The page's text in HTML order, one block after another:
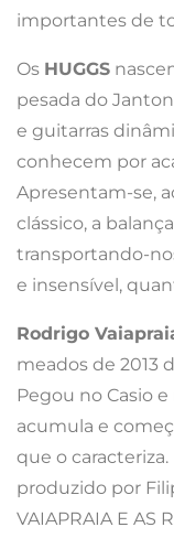
importantes de
Os HUGGS
pesada do
e guitarras
conhecem por
Apresentam-se,
clássico, a
transportando-
e insensível,
Rodrigo
meados de 2013
Pegou no Casio
acumula e
que o
produzido por
VAIAPRAIA E AS